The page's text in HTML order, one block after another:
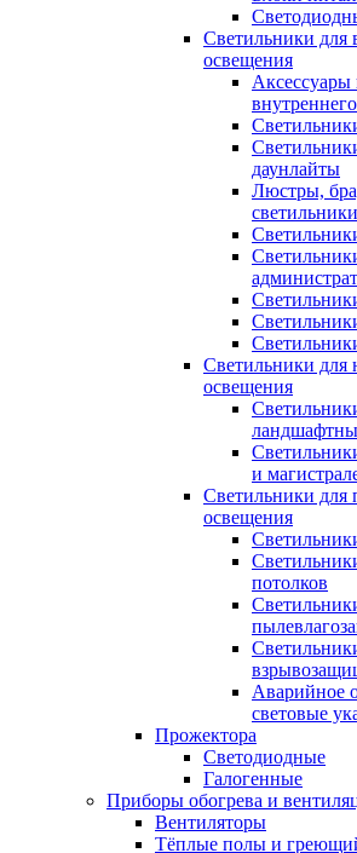
Светильники для
освещения
Аксессуары
даунлайты
Люстры,
светильники
Светильники для
освещения
и
Светильники
освещения
потолков
Аварийное
световые
Прожектора
Светодиодные
Галогенные
Приборы обогрева и
Вентиляторы
Тёплые полы и